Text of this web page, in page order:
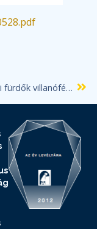
Budapesti fürdők villanófényben (XX. század) című kiállítás június 28-ig látogatható!